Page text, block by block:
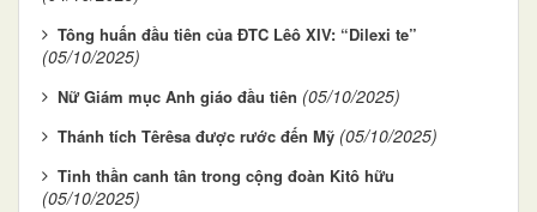
Tông huấn đầu tiên của ĐTC Lêô XIV: “Dilexi te”
(05/10/2025)
Nữ Giám mục Anh giáo đầu tiên (05/10/2025)
Thánh tích Têrêsa được rước đến Mỹ (05/10/2025)
Tinh thần canh tân trong cộng đoàn Kitô hữu
(05/10/2025)